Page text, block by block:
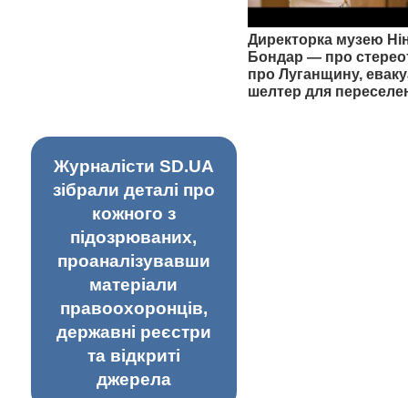
Директорка музею
Бондар — про
про Луганщину,
шелтер для
Журналісти SD.UA
зібрали деталі про
кожного з
підозрюваних,
проаналізувавши
матеріали
правоохоронців,
державні реєстри
та відкриті
джерела